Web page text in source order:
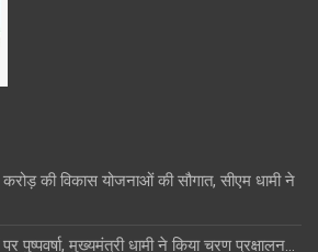
की विकास योजनाओं की सौगात, सीएम धामी ने
पर पुष्पवर्षा, मुख्यमंत्री धामी ने किया चरण प्रक्षालन…